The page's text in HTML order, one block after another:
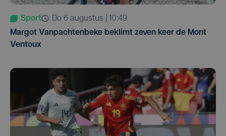
Sport
do 6 augustus | 10:49
Margot Vanpachtenbeke beklimt zeven keer de Mont
Ventoux